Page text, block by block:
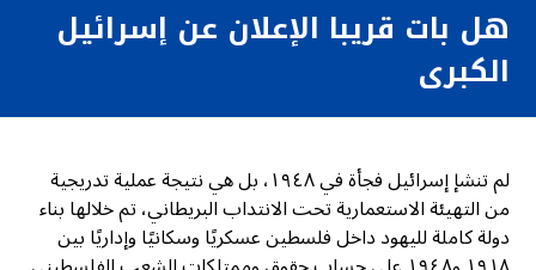
هل بات قريبا الإعلان عن إسرائيل
الكبرى
لم تنشإ إسرائيل فجأة في ١٩٤٨، بل هي نتيجة عملية تدريجية
من التهيئة الاستعمارية تحت الانتداب البريطاني، تم خلالها بناء
دولة كاملة لليهود داخل فلسطين عسكريًا وسكانيًا وإداريًا بين